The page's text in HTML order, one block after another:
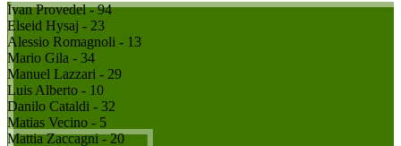
Ivan Provedel - 94
Elseid Hysaj - 23
Alessio Romagnoli - 13
Mario Gila - 34
Manuel Lazzari - 29
Luis Alberto - 10
Danilo Cataldi - 32
Matias Vecino - 5
Mattia Zaccagni - 20